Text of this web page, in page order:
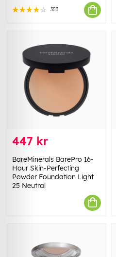
353
447 kr
BareMinerals BarePro 16-
Hour Skin-Perfecting
Powder Foundation Light
25 Neutral